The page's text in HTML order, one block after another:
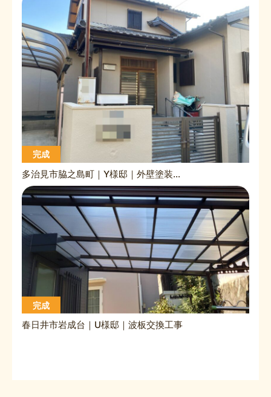
完成
多治見市脇之島町｜Y様邸｜外壁塗装工事｜屋根工事
完成
春日井市岩成台｜U様邸｜波板交換工事